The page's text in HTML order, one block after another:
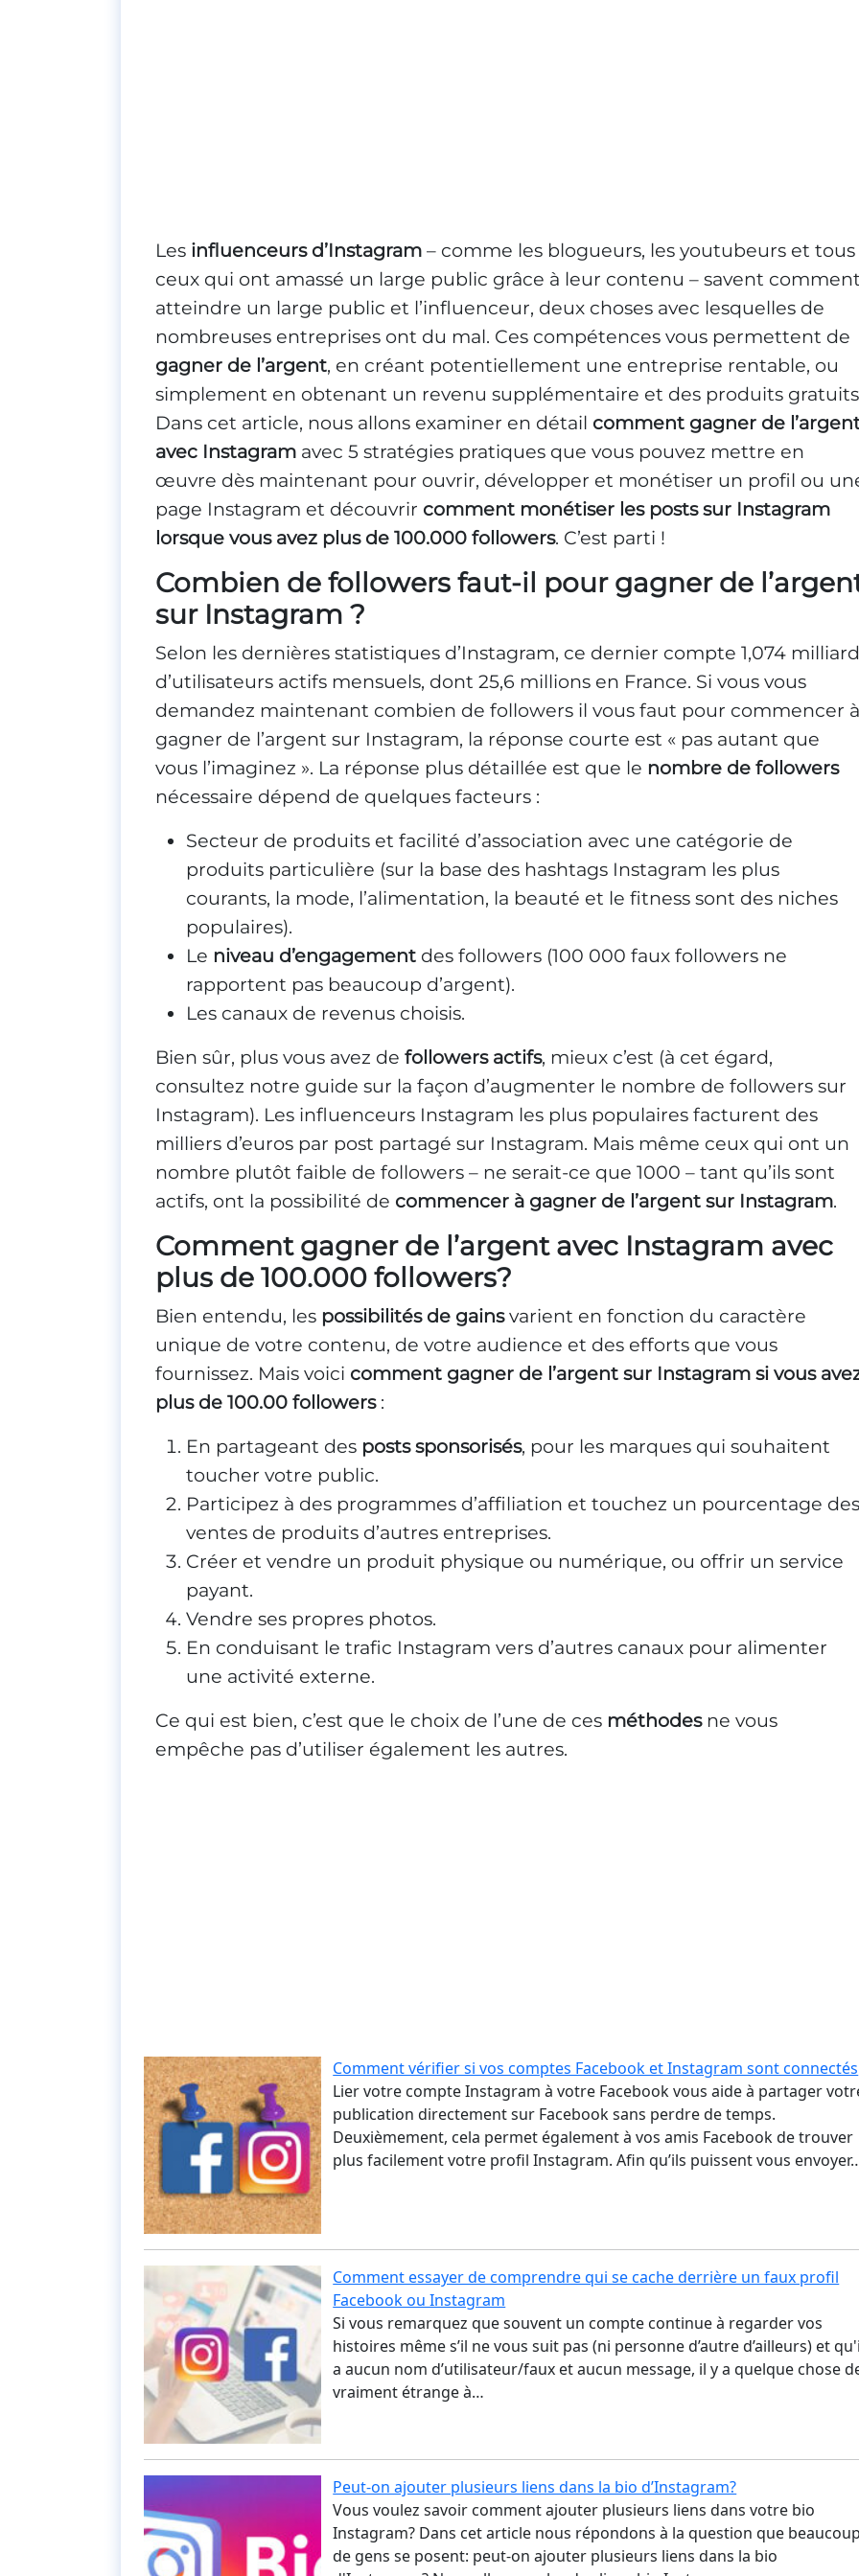
Les influenceurs d’Instagram – comme les blogueurs, les youtubeurs et tous
ceux qui ont amassé un large public grâce à leur contenu – savent
atteindre un large public et l’influenceur, deux choses avec lesquelles de
nombreuses entreprises ont du mal. Ces compétences vous permettent de
gagner de l’argent, en créant potentiellement une entreprise rentable, ou
simplement en obtenant un revenu supplémentaire et des produits
Dans cet article, nous allons examiner en détail comment gagner de
avec Instagram avec 5 stratégies pratiques que vous pouvez mettre en
œuvre dès maintenant pour ouvrir, développer et monétiser un profil ou
page Instagram et découvrir comment monétiser les posts sur Instagram
lorsque vous avez plus de 100.000 followers. C’est parti !
Combien de followers faut-il pour gagner de
sur Instagram ?
Selon les dernières statistiques d’Instagram, ce dernier compte 1,074 milliard
d’utilisateurs actifs mensuels, dont 25,6 millions en France. Si vous vous
demandez maintenant combien de followers il vous faut pour commencer à
gagner de l’argent sur Instagram, la réponse courte est « pas autant que
vous l’imaginez ». La réponse plus détaillée est que le nombre de followers
nécessaire dépend de quelques facteurs :
Secteur de produits et facilité d’association avec une catégorie de
produits particulière (sur la base des hashtags Instagram les plus
courants, la mode, l’alimentation, la beauté et le fitness sont des niches
populaires).
Le niveau d’engagement des followers (100 000 faux followers ne
rapportent pas beaucoup d’argent).
Les canaux de revenus choisis.
Bien sûr, plus vous avez de followers actifs, mieux c’est (à cet égard,
consultez notre guide sur la façon d’augmenter le nombre de followers sur
Instagram). Les influenceurs Instagram les plus populaires facturent des
milliers d’euros par post partagé sur Instagram. Mais même ceux qui ont un
nombre plutôt faible de followers – ne serait-ce que 1000 – tant qu’ils sont
actifs, ont la possibilité de commencer à gagner de l’argent sur Instagram.
Comment gagner de l’argent avec Instagram avec
plus de 100.000 followers?
Bien entendu, les possibilités de gainsvarient en fonction du caractère
unique de votre contenu, de votre audience et des efforts que vous
fournissez. Mais voici comment gagner de l’argent sur Instagram si vous
plus de 100.00 followers:
En partageant des posts sponsorisés, pour les marques qui souhaitent
toucher votre public.
Participez à des programmes d’affiliation et touchez un pourcentage des
ventes de produits d’autres entreprises.
Créer et vendre un produit physique ou numérique, ou offrir un service
payant.
Vendre ses propres photos.
En conduisant le trafic Instagram vers d’autres canaux pour alimenter
une activité externe.
Ce qui est bien, c’est que le choix de l’une de ces méthodes ne vous
empêche pas d’utiliser également les autres.
Comment vérifier si vos comptes Facebook et Instagram sont connectés
Lier votre compte Instagram à votre Facebook vous aide à partager
publication directement sur Facebook sans perdre de temps.
Deuxièmement, cela permet également à vos amis Facebook de trouver
plus facilement votre profil Instagram. Afin qu’ils puissent vous
Comment essayer de comprendre qui se cache derrière un faux profil
Facebook ou Instagram
Si vous remarquez que souvent un compte continue à regarder vos
histoires même s’il ne vous suit pas (ni personne d’autre d’ailleurs) et
a aucun nom d’utilisateur/faux et aucun message, il y a quelque chose
vraiment étrange à…
Peut-on ajouter plusieurs liens dans la bio d’Instagram?
Vous voulez savoir comment ajouter plusieurs liens dans votre bio
Instagram? Dans cet article nous répondons à la question que
de gens se posent: peut-on ajouter plusieurs liens dans la bio